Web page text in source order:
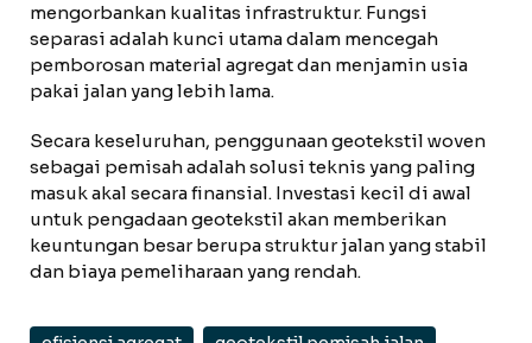
mengorbankan kualitas infrastruktur. Fungsi
separasi adalah kunci utama dalam mencegah
pemborosan material agregat dan menjamin usia
pakai jalan yang lebih lama.
Secara keseluruhan, penggunaan geotekstil woven
sebagai pemisah adalah solusi teknis yang paling
masuk akal secara finansial. Investasi kecil di awal
untuk pengadaan geotekstil akan memberikan
keuntungan besar berupa struktur jalan yang stabil
dan biaya pemeliharaan yang rendah.